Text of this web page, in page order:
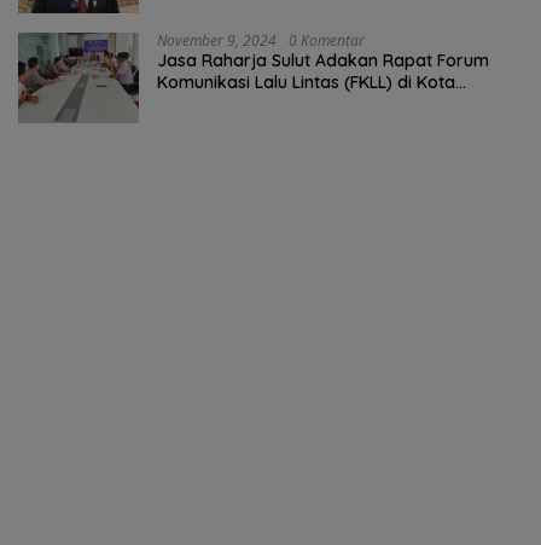
November 9, 2024 0 Komentar
Jasa Raharja Sulut Adakan Rapat Forum
Komunikasi Lalu Lintas (FKLL) di Kota